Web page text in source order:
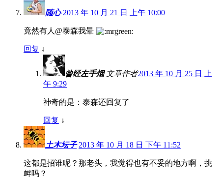
随心 2013 年 10 月 21 日 上午 10:00
竟然有人@泰森我晕
回复 ↓
曾经左手烟 文章作者2013 年 10 月 25 日 上
午 9:29
神奇的是：泰森还回复了
回复 ↓
土木坛子 2013 年 10 月 18 日 下午 11:52
这都是招谁呢？那老头，我觉得也有不妥的地方啊，挑
衅吗？